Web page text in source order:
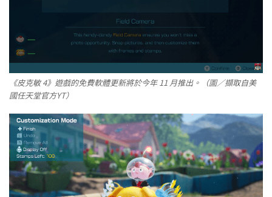
《皮克敏 4》遊戲的免費軟體更新將於今年 11 月推出。（圖／擷取自美
國任天堂官方YT）